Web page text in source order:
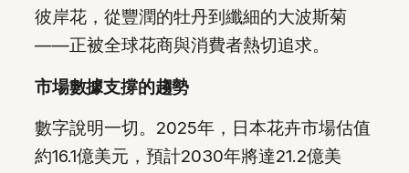
彼岸花，從豐潤的牡丹到纖細的大波斯菊
——正被全球花商與消費者熱切追求。
市場數據支撐的趨勢
數字說明一切。2025年，日本花卉市場估值
約16.1億美元，預計2030年將達21.2億美